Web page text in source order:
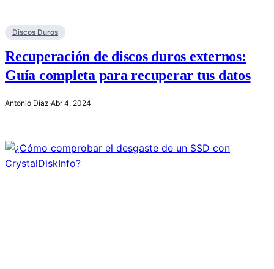
Discos Duros
Recuperación de discos duros externos:
Guía completa para recuperar tus datos
Antonio Díaz·Abr 4, 2024